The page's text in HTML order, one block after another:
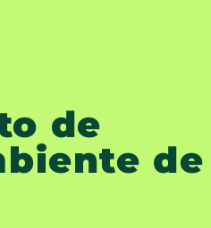
de
de